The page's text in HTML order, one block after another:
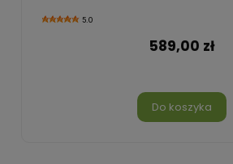
5.0
589,00 zł
Do koszyka